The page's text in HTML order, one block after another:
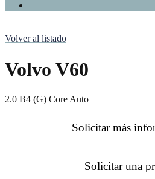
Volver al listado
Volvo V60
2.0 B4 (G) Core Auto
Solicitar más
Solicitar una